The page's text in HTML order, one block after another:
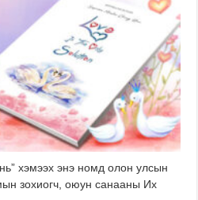
хэмээх энэ номд олон улсын
зохиогч, оюун санааны Их